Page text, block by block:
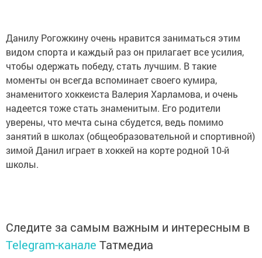
Данилу Рогожкину очень нравится заниматься этим
видом спорта и каждый раз он прилагает все усилия,
чтобы одержать победу, стать лучшим. В такие
моменты он всегда вспоминает своего кумира,
знаменитого хоккеиста Валерия Харламова, и очень
надеется тоже стать знаменитым. Его родители
уверены, что мечта сына сбудется, ведь помимо
занятий в школах (общеобразовательной и спортивной)
зимой Данил играет в хоккей на корте родной 10-й
школы.
Следите за самым важным и интересным в
Telegram-канале Татмедиа